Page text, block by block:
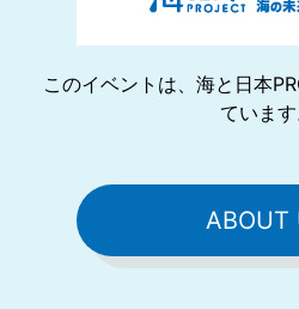
このイベントは、海と日本
ています
ABOUT